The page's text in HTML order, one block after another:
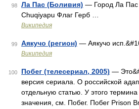
98 Ла Пас (Боливия) — Город Ла Пас
Chuqiyapu Флаг Герб …
Википедия
99 Аякучо (регион) — Аякучо
Википедия
100 Побег (телесериал, 2005) —
версия сериала. О российской
отдельную статью. У этого
значения, см. Побег. Побег Prison